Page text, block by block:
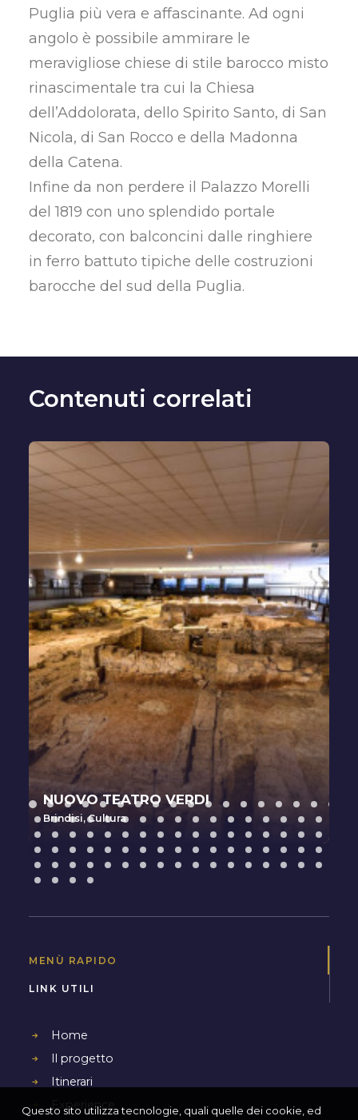
Puglia più vera e affascinante. Ad ogni
angolo è possibile ammirare le
meravigliose chiese di stile barocco misto
rinascimentale tra cui la Chiesa
dell’Addolorata, dello Spirito Santo, di San
Nicola, di San Rocco e della Madonna
della Catena.
Infine da non perdere il Palazzo Morelli
del 1819 con uno splendido portale
decorato, con balconcini dalle ringhiere
in ferro battuto tipiche delle costruzioni
barocche del sud della Puglia.
Contenuti correlati
NUOVO TEATRO VERDI
Brindisi, Cultura
MENÙ RAPIDO
LINK UTILI
Home
Il progetto
Itinerari
Experience
Questo sito utilizza tecnologie, quali quelle dei cookie, ed